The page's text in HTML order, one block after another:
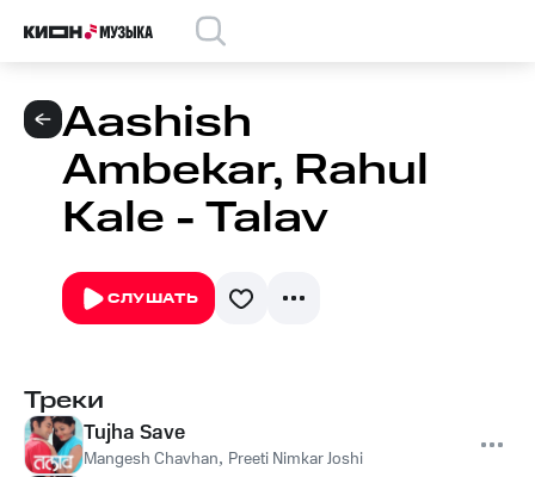
Aashish
Ambekar, Rahul
Kale - Talav
СЛУШАТЬ
Треки
Tujha Save
Mangesh Chavhan, Preeti Nimkar Joshi